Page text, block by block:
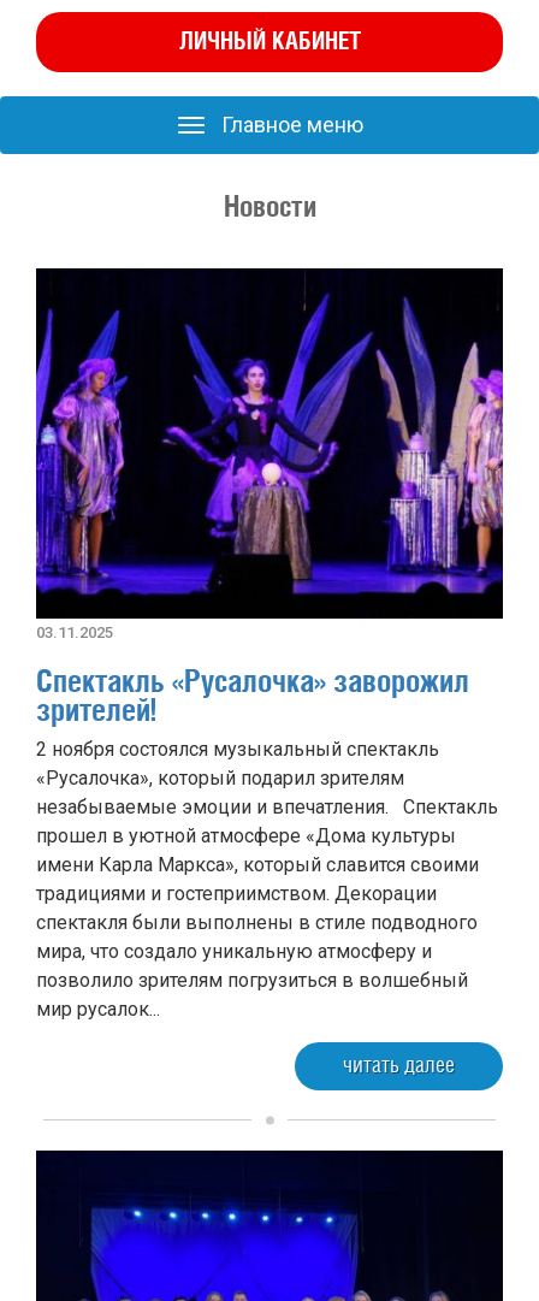
ЛИЧНЫЙ КАБИНЕТ
Главное
меню
Главное меню
Новости
03.11.2025
Спектакль «Русалочка» заворожил
зрителей!
2 ноября состоялся музыкальный спектакль
«Русалочка», который подарил зрителям
незабываемые эмоции и впечатления. Спектакль
прошел в уютной атмосфере «Дома культуры
имени Карла Маркса», который славится своими
традициями и гостеприимством. Декорации
спектакля были выполнены в стиле подводного
мира, что создало уникальную атмосферу и
позволило зрителям погрузиться в волшебный
мир русалок...
читать далее